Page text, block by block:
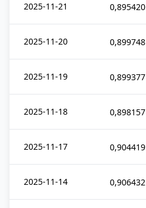
2025-11-21 0,895420
2025-11-20 0,899748
2025-11-19 0,899377
2025-11-18 0,898157
2025-11-17 0,904419
2025-11-14 0,906432